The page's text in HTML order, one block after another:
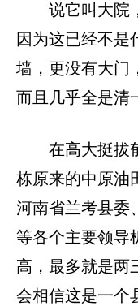
说它叫大院
因为这已经不是
墙，更没有大门
而且几乎全是清
在高大挺拔
栋原来的中原油
河南省兰考县委
等各个主要领导
高，最多就是两
会相信这是一个